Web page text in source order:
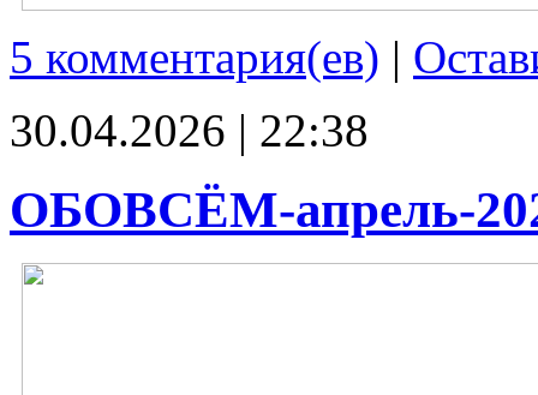
5 комментария(ев) |
30.04.2026 | 22:38
ОБОВСЁМ-апрель-